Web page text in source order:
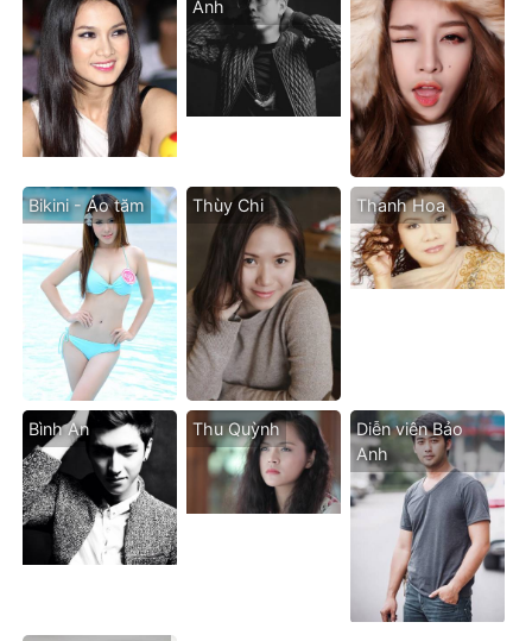
Anh
Bikini - Áo tăm Thùy Chi Thanh Hoa
Bình An Thu Quỳnh
Diễn viên Bảo
Anh